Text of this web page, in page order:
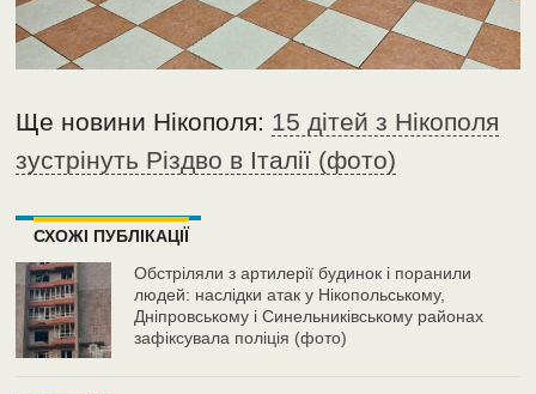
Ще новини Нікополя: 15 дітей з Нікополя
зустрінуть Різдво в Італії (фото)
СХОЖІ ПУБЛІКАЦІЇ
Обстріляли з артилерії будинок і поранили
людей: наслідки атак у Нікопольському,
Дніпровському і Синельниківському районах
зафіксувала поліція (фото)